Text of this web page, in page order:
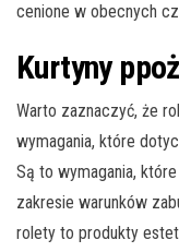
cenione w obecnych
Kurtyny ppoż
Warto zaznaczyć, że
wymagania, które
Są to wymagania,
zakresie warunków
rolety to produkty